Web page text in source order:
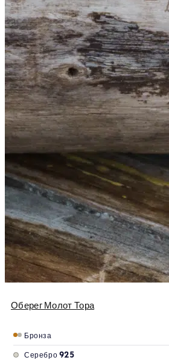
Оберег Молот Тора
Бронза
Серебро 925